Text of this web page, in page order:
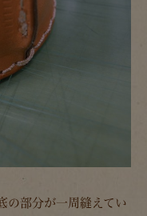
の部分が一周縫えてい